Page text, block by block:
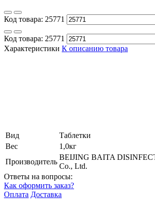
Код товара: 25771
Код товара: 25771
Характеристики К описанию товара
Вид
Таблетки
Вес
1,0кг
Производитель
BEIJING BAITA
Co., Ltd.
Ответы на вопросы:
Как оформить заказ?
Оплата Доставка